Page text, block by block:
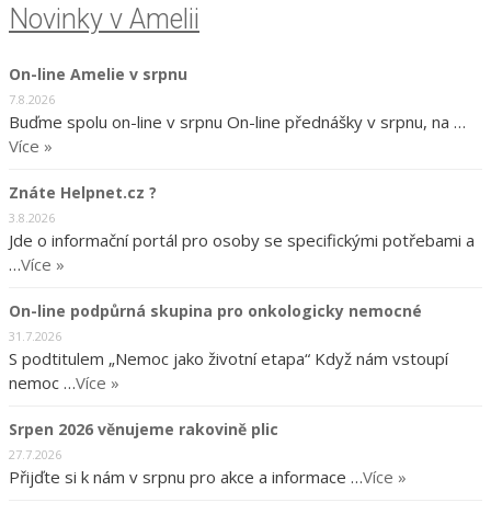
Novinky v Amelii
On-line Amelie v srpnu
7.8.2026
Buďme spolu on-line v srpnu On-line přednášky v srpnu, na …
Více »
Znáte Helpnet.cz ?
3.8.2026
Jde o informační portál pro osoby se specifickými potřebami a
…Více »
On-line podpůrná skupina pro onkologicky nemocné
31.7.2026
S podtitulem „Nemoc jako životní etapa“ Když nám vstoupí
nemoc …Více »
Srpen 2026 věnujeme rakovině plic
27.7.2026
Přijďte si k nám v srpnu pro akce a informace …Více »